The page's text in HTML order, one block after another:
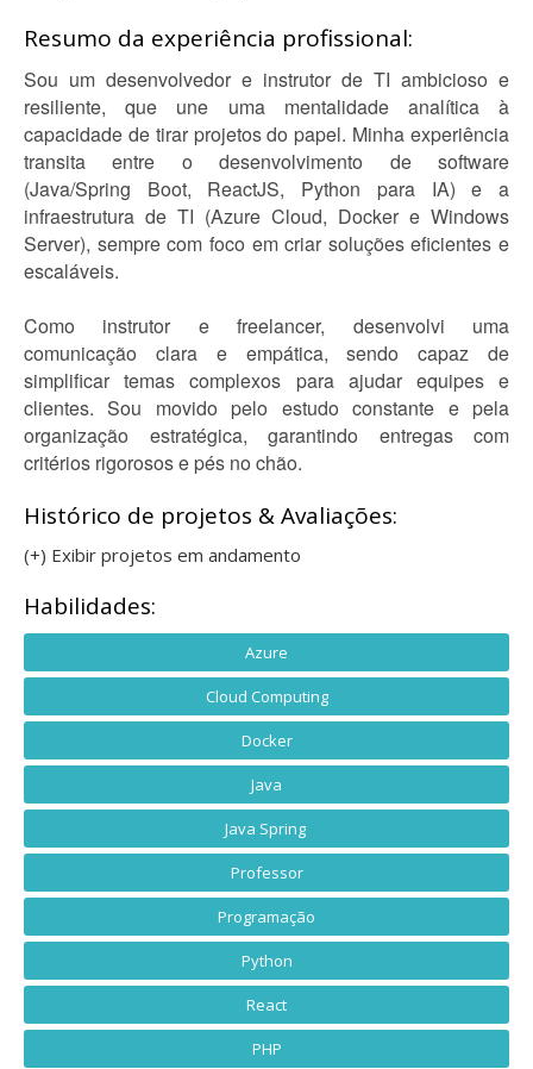
Resumo da experiência profissional:
Sou um desenvolvedor e instrutor de TI ambicioso e
resiliente, que une uma mentalidade analítica à
capacidade de tirar projetos do papel. Minha experiência
transita entre o desenvolvimento de software
(Java/Spring Boot, ReactJS, Python para IA) e a
infraestrutura de TI (Azure Cloud, Docker e Windows
Server), sempre com foco em criar soluções eficientes e
escaláveis.
Como instrutor e freelancer, desenvolvi uma
comunicação clara e empática, sendo capaz de
simplificar temas complexos para ajudar equipes e
clientes. Sou movido pelo estudo constante e pela
organização estratégica, garantindo entregas com
critérios rigorosos e pés no chão.
Histórico de projetos & Avaliações:
(+) Exibir projetos em andamento
Habilidades:
Azure
Cloud Computing
Docker
Java
Java Spring
Professor
Programação
Python
React
PHP